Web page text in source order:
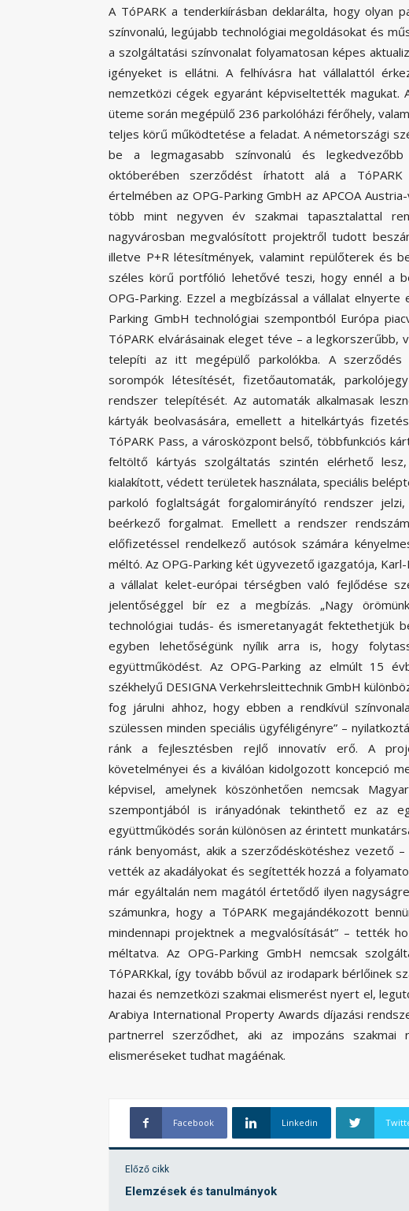
A TóPARK a tenderkiírásban deklarálta, hogy olyan
színvonalú, legújabb technológiai megoldásokat és
a szolgáltatási színvonalat folyamatosan képes
igényeket is ellátni. A felhívásra hat vállalattól
nemzetközi cégek egyaránt képviseltették
üteme során megépülő 236 parkolóházi férőhely,
teljes körű működtetése a feladat. A németországi
be a legmagasabb színvonalú és
októberében szerződést írhatott alá a TóPARK
értelmében az OPG-Parking GmbH az APCOA
több mint negyven év szakmai tapasztalattal
nagyvárosban megvalósított projektről tudott
illetve P+R létesítmények, valamint repülőterek és
széles körű portfólió lehetővé teszi, hogy ennél a
OPG-Parking. Ezzel a megbízással a vállalat
Parking GmbH technológiai szempontból Európa
TóPARK elvárásainak eleget téve – a
telepíti az itt megépülő parkolókba. A szerződés
sorompók létesítését, fizetőautomaták,
rendszer telepítését. Az automaták alkalmasak
kártyák beolvasására, emellett a hitelkártyás
TóPARK Pass, a városközpont belső, többfunkciós
feltöltő kártyás szolgáltatás szintén elérhető
kialakított, védett területek használata, speciális
parkoló foglaltságát forgalomirányító rendszer
beérkező forgalmat. Emellett a rendszer
előfizetéssel rendelkező autósok számára
méltó. Az OPG-Parking két ügyvezető igazgatója,
a vállalat kelet-európai térségben való fejlődése
jelentőséggel bír ez a megbízás. „Nagy
technológiai tudás- és ismeretanyagát fektethetjük
egyben lehetőségünk nyílik arra is, hogy
együttműködést. Az OPG-Parking az elmúlt 15
székhelyű DESIGNA Verkehrsleittechnik GmbH
fog járulni ahhoz, hogy ebben a rendkívül
szülessen minden speciális ügyféligényre” –
ránk a fejlesztésben rejlő innovatív erő. A
követelményei és a kiválóan kidolgozott koncepció
képvisel, amelynek köszönhetően nemcsak
szempontjából is irányadónak tekinthető ez az
együttműködés során különösen az érintett
ránk benyomást, akik a szerződéskötéshez vezető
vették az akadályokat és segítették hozzá a
már egyáltalán nem magától értetődő ilyen
számunkra, hogy a TóPARK megajándékozott
mindennapi projektnek a megvalósítását” – tették
méltatva. Az OPG-Parking GmbH nemcsak
TóPARKkal, így tovább bővül az irodapark bérlőinek
hazai és nemzetközi szakmai elismerést nyert el,
Arabiya International Property Awards díjazási
partnerrel szerződhet, aki az impozáns szakmai
elismeréseket tudhat magáénak.
Facebook Linkedin
Előző cikk
Elemzések és tanulmányok